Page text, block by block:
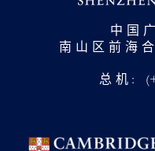
中国
南山区前海
总机: